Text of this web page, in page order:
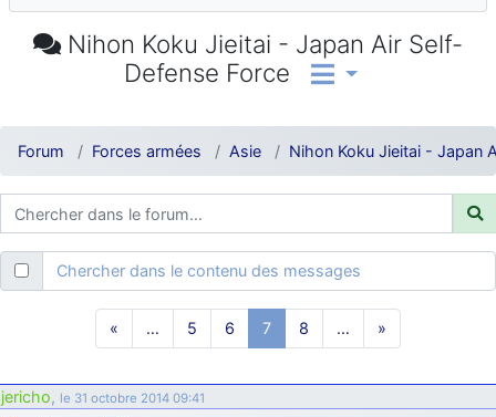
paxwax : Super, la nouvelle bannière
d9pouces : ouakamois > si tu parles du sujet sur l'Armée de l'Air,
je suis un avion@,._,+
moi et quelques avions n'ont pas les mêmes noms qu'aujourd'hui
ouakamois
quelques images du Pays Basque vous auront plu ; Agur…
: Je me rattraperai à la Ferté samedi
: Malheureusement nonun peu trop loin pour moi !
fox_50: Bonjour, certains parmis vous étaient-ils présent au
meeting de Lann Bihoué de 2026 ?
Nihon Koku Jieitai - Japan Air Self-
Defense Force
Forum Forces armées Asie Nihon Koku Jieitai - Japan
Chercher dans le contenu des messages
« … 5 6 7 8 … »
jericho, le 31 octobre 2014 09:41